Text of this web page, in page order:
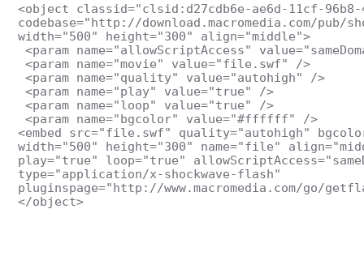
<object classid="clsid:d27cdb6e-ae6d-11cf-96b8-
codebase="http://download.macromedia.com/
width="500" height="300" align="middle">
<param name="allowScriptAccess"
<param name="movie" value="file.swf" />
<param name="quality" value="autohigh" />
<param name="play" value="true" />
<param name="loop" value="true" />
<param name="bgcolor" value="#ffffff" />
<embed src="file.swf" quality="autohigh"
width="500" height="300" name="file"
play="true" loop="true"
type="application/x-shockwave-flash"
pluginspage="http://www.macromedia.com/go/
</object>